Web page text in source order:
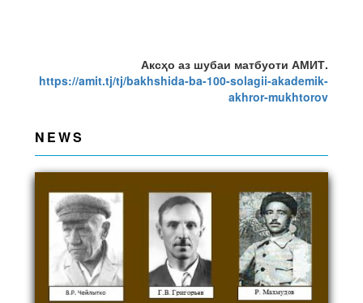
Аксҳо аз шубаи матбуоти АМИТ.
https://amit.tj/tj/bakhshida-ba-100-solagii-akademik-
akhror-mukhtorov
NEWS